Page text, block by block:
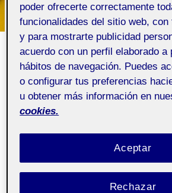
¿Quién soy?
Inicio/¿Quién soy?
Pública
¡Hola!
automáticamente. Esta página es
poder ofrecerte correctamente
funcionalidades del sitio web,
y para mostrarte publicidad
acuerdo con un perfil elaborado a
hábitos de navegación. Puedes
o configurar tus preferencias
u obtener más información en
cookies.
Rechazar
Aceptar